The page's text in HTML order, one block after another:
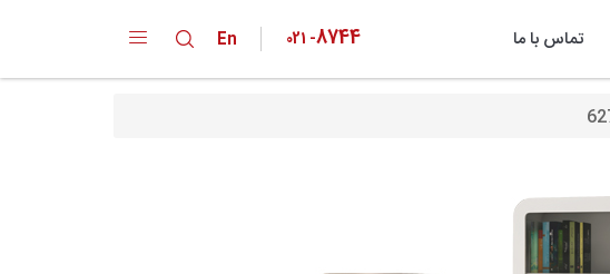
تماس با ما En 021 -8744